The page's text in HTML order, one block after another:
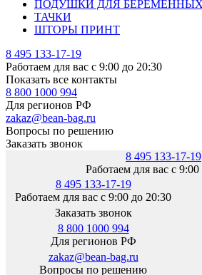
ПОДУШКИ ДЛЯ БЕРЕМЕННЫХ
ТАЧКИ
ШТОРЫ ПРИНТ
8 495 133-17-19
Работаем для вас с 9:00 до 20:30
Показать все контакты
8 800 1000 994
Для регионов РФ
zakaz@bean-bag.ru
Вопросы по решению
Заказать звонок
8 495 133-17-19
Работаем для вас с
8 495 133-17-19
Работаем для вас с 9:00 до 20:30
Заказать звонок
8 800 1000 994
Для регионов РФ
zakaz@bean-bag.ru
Вопросы по решению